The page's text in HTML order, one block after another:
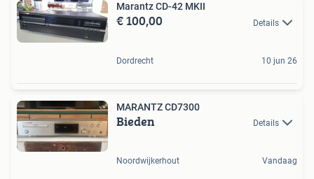
Marantz CD-42 MKII
€ 100,00 Details
Dordrecht 10 jun 26
MARANTZ CD7300
Bieden Details
Noordwijkerhout Vandaag